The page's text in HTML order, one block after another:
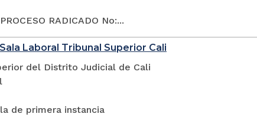
RADICADO No:...
Laboral Tribunal Superior Cali
del Distrito Judicial de Cali
de primera instancia